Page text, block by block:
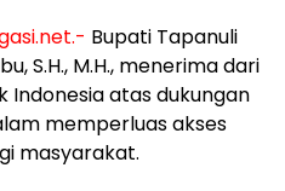
Bupati Tapanuli
S.H., M.H., menerima dari
Indonesia atas dukungan
memperluas akses
masyarakat.